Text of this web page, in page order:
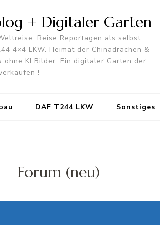
+ Digitaler Garten
Reise Reportagen als selbst
4×4 LKW. Heimat der Chinadrachen &
ohne KI Bilder. Ein digitaler Garten der
!
DAF T244 LKW Sonstiges
Forum (neu)